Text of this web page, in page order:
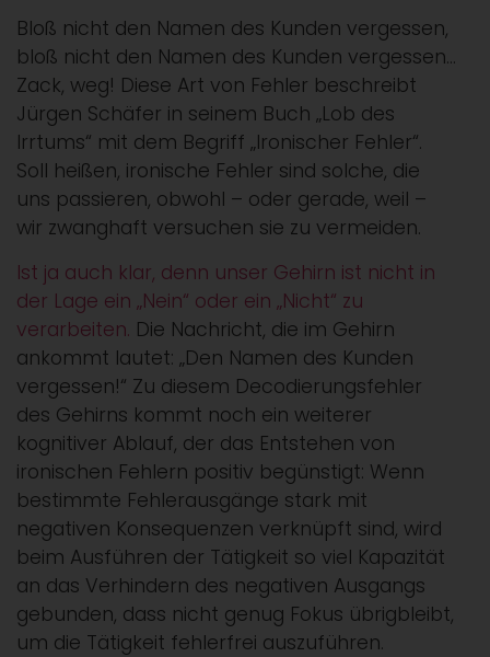
Bloß nicht den Namen des Kunden vergessen,
bloß nicht den Namen des Kunden vergessen…
Zack, weg! Diese Art von Fehler beschreibt
Jürgen Schäfer in seinem Buch „Lob des
Irrtums“ mit dem Begriff „Ironischer Fehler“.
Soll heißen, ironische Fehler sind solche, die
uns passieren, obwohl – oder gerade, weil –
wir zwanghaft versuchen sie zu vermeiden.
Ist ja auch klar, denn unser Gehirn ist nicht in
der Lage ein „Nein“ oder ein „Nicht“ zu
verarbeiten. Die Nachricht, die im Gehirn
ankommt lautet: „Den Namen des Kunden
vergessen!“ Zu diesem Decodierungsfehler
des Gehirns kommt noch ein weiterer
kognitiver Ablauf, der das Entstehen von
ironischen Fehlern positiv begünstigt: Wenn
bestimmte Fehlerausgänge stark mit
negativen Konsequenzen verknüpft sind, wird
beim Ausführen der Tätigkeit so viel Kapazität
an das Verhindern des negativen Ausgangs
gebunden, dass nicht genug Fokus übrigbleibt,
um die Tätigkeit fehlerfrei auszuführen.